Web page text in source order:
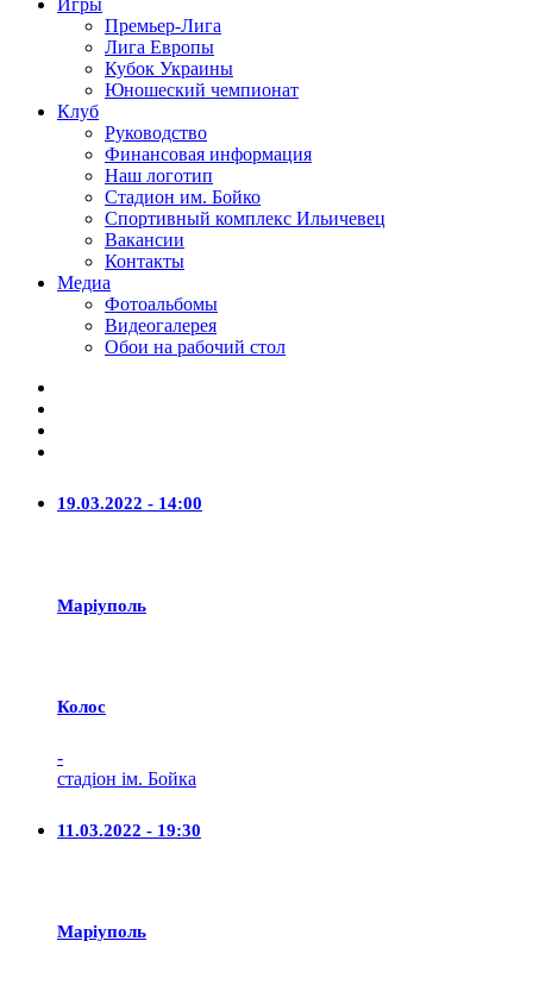
Игры
Премьер-Лига
Лига Европы
Кубок Украины
Юношеский чемпионат
Клуб
Руководство
Финансовая информация
Наш логотип
Стадион им. Бойко
Спортивный комплекс Ильичевец
Вакансии
Контакты
Медиа
Фотоальбомы
Видеогалерея
Обои на рабочий стол
19.03.2022 - 14:00
Маріуполь
Колос
-
стадіон ім. Бойка
11.03.2022 - 19:30
Маріуполь